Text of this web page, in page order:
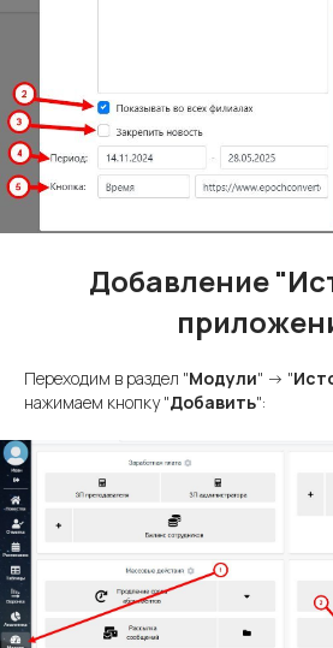
Добавление
Переходим в раздел "Модули" -> "
нажимаем кнопку "Добавить":